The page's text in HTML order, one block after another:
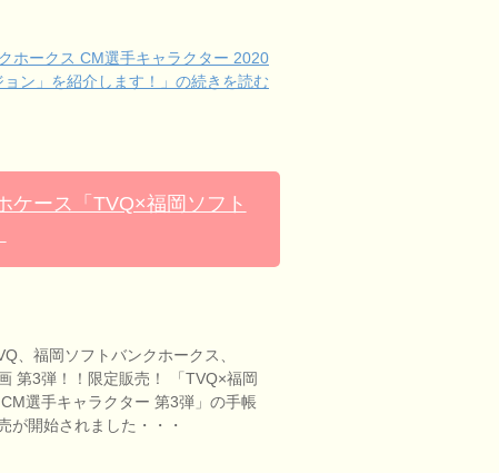
ホークス CM選手キャラクター 2020
ョン」を紹介します！」の続きを読む
ケース「TVQ×福岡ソフト
、福岡ソフトバンクホークス、
第3弾！！限定販売！ 「TVQ×福岡
選手キャラクター 第3弾」の手帳
が開始されました・・・